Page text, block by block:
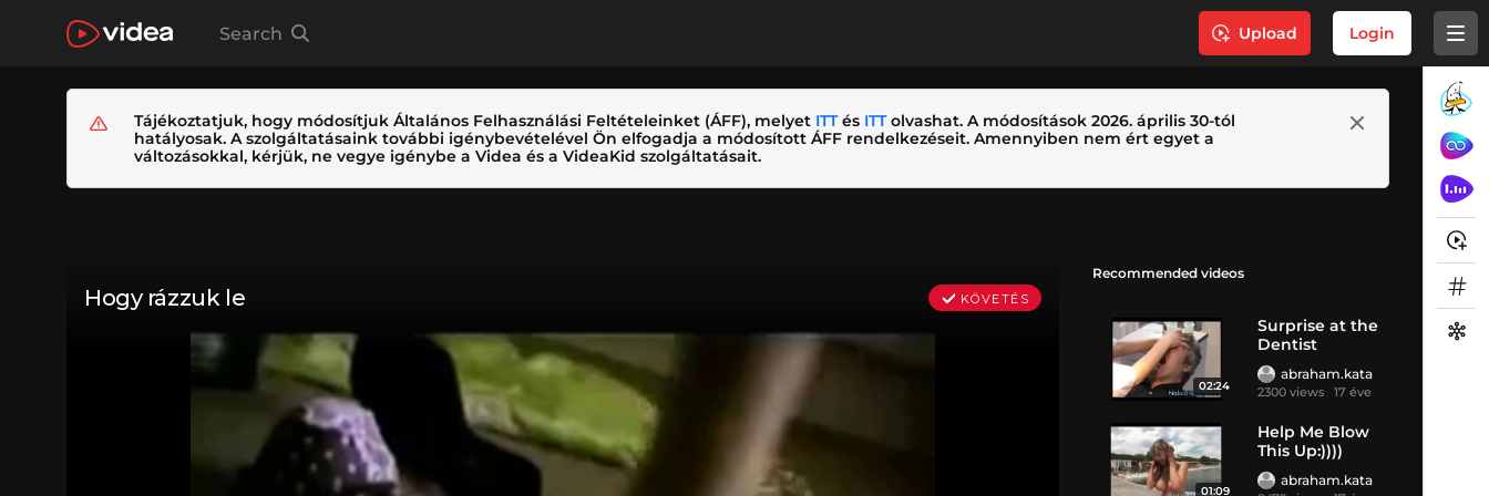
Search Upload Login
Tájékoztatjuk, hogy módosítjuk Általános Felhasználási Feltételeinket (ÁFF), melyet ITTés ITTolvashat. A módosítások 2026. április 30-tól
hatályosak. A szolgáltatásaink további igénybevételével Ön elfogadja a módosított ÁFF rendelkezéseit. Amennyiben nem ért egyet a
változásokkal, kérjük, ne vegye igénybe a Videa és a VideaKid szolgáltatásait.
Recommended videos
02:24
Surprise at the
Dentist
abraham.kata
2300 views 17 éve
01:09
Help Me Blow
This Up:))))
abraham.kata